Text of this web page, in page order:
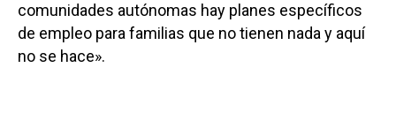
comunidades autónomas hay planes específicos
de empleo para familias que no tienen nada y aquí
no se hace».